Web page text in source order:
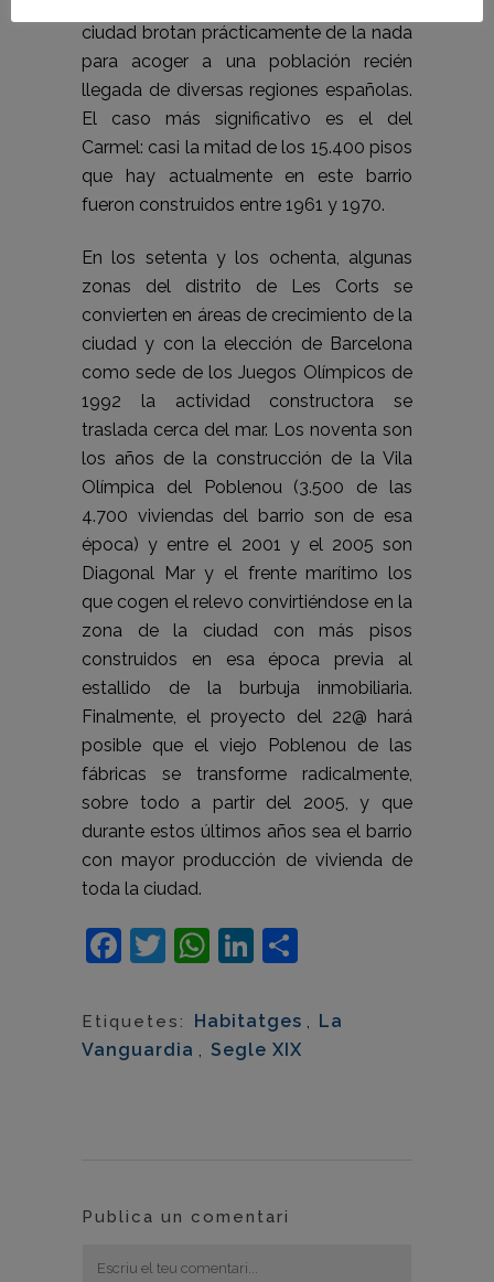
ciudad brotan prácticamente de la nada
para acoger a una población recién
llegada de diversas regiones españolas.
El caso más significativo es el del
Carmel: casi la mitad de los 15.400 pisos
que hay actualmente en este barrio
fueron construidos entre 1961 y 1970.
En los setenta y los ochenta, algunas
zonas del distrito de Les Corts se
convierten en áreas de crecimiento de la
ciudad y con la elección de Barcelona
como sede de los Juegos Olímpicos de
1992 la actividad constructora se
traslada cerca del mar. Los noventa son
los años de la construcción de la Vila
Olímpica del Poblenou (3.500 de las
4.700 viviendas del barrio son de esa
época) y entre el 2001 y el 2005 son
Diagonal Mar y el frente marítimo los
que cogen el relevo convirtiéndose en la
zona de la ciudad con más pisos
construidos en esa época previa al
estallido de la burbuja inmobiliaria.
Finalmente, el proyecto del 22@ hará
posible que el viejo Poblenou de las
fábricas se transforme radicalmente,
sobre todo a partir del 2005, y que
durante estos últimos años sea el barrio
con mayor producción de vivienda de
toda la ciudad.
Facebook
Twitter
WhatsApp
LinkedIn
Etiquetes: Habitatges , La
Vanguardia , Segle XIX
Publica un comentari